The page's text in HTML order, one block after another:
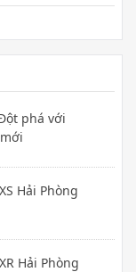
phá với
Hải Phòng
Hải Phòng